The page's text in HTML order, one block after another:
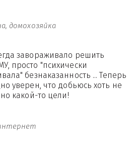
домохозяйка
завораживало решить
просто "психически
безнаказанность ... Теперь
уверен, что добьюсь хоть не
но какой-то цели!